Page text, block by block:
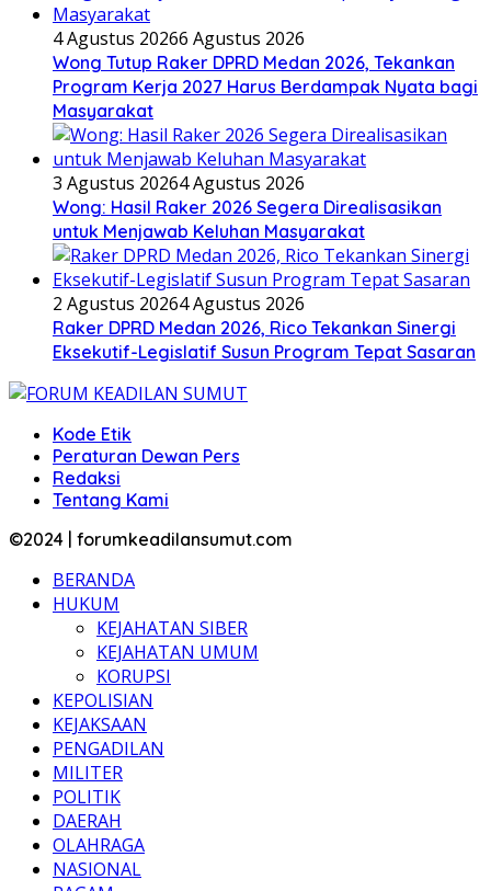
4 Agustus 20266 Agustus 2026
Wong Tutup Raker DPRD Medan 2026, Tekankan
Program Kerja 2027 Harus Berdampak Nyata bagi
Masyarakat
3 Agustus 20264 Agustus 2026
Wong: Hasil Raker 2026 Segera Direalisasikan
untuk Menjawab Keluhan Masyarakat
2 Agustus 20264 Agustus 2026
Raker DPRD Medan 2026, Rico Tekankan Sinergi
Eksekutif-Legislatif Susun Program Tepat Sasaran
Kode Etik
Peraturan Dewan Pers
Redaksi
Tentang Kami
©2024 | forumkeadilansumut.com
BERANDA
HUKUM
KEJAHATAN SIBER
KEJAHATAN UMUM
KORUPSI
KEPOLISIAN
KEJAKSAAN
PENGADILAN
MILITER
POLITIK
DAERAH
OLAHRAGA
NASIONAL